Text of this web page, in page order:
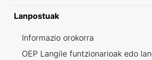
Lanpostuak
Informazio orokorra
OEP Langile funtzionarioak edo